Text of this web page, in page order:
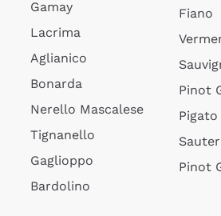
Gamay
Lacrima
Aglianico
Bonarda
Nerello Mascalese
Tignanello
Gaglioppo
Bardolino
Fiano
Pinot
Pigato
Pinot